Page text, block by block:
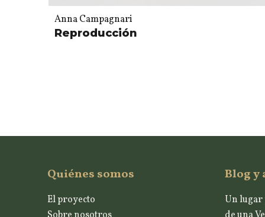
Anna Campagnari
Reproducción
Quiénes somos
El proyecto
Blog y
Un